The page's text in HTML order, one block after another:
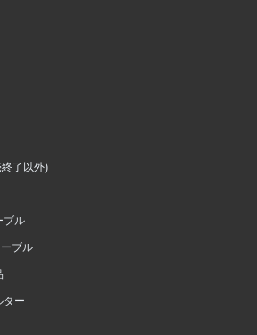
了以外)
ブル
ブル
ター